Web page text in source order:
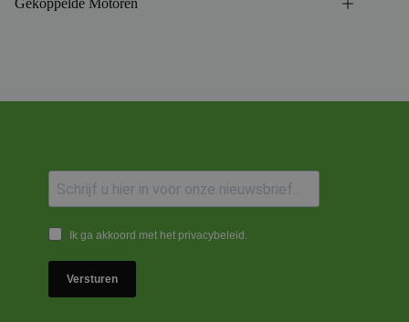
Ik ga akkoord met het privacybeleid.
Versturen